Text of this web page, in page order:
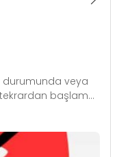
durumunda veya
başlam...